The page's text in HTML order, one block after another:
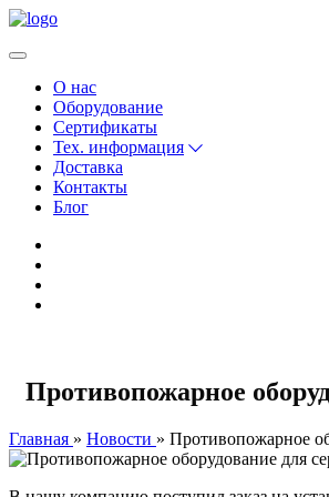
О нас
Оборудование
Сертификаты
Тех. информация
Доставка
Контакты
Блог
Противопожарное
Главная Новости Противопожарное